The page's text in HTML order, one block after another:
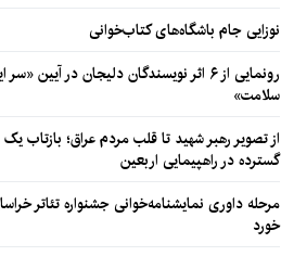
نوزایی جام باشگاه‌های کتاب‌خوانی
رونمایی از ۶ اثر نویسندگان دلیجان در آیین
سلامت»
از تصویر رهبر شهید تا قلب مردم عراق؛ بازتاب
گسترده در راهپیمایی اربعین
مرحله داوری نمایشنامه‌خوانی جشنواره تئاتر
خورد